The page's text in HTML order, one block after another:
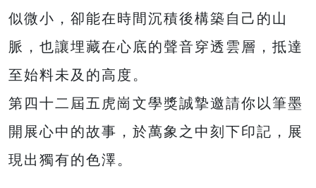
似微小，卻能在時間沉積後構築自己的山
脈，也讓埋藏在心底的聲音穿透雲層，抵達
至始料未及的高度。
第四十二屆五虎崗文學獎誠摯邀請你以筆墨
開展心中的故事，於萬象之中刻下印記，展
現出獨有的色澤。